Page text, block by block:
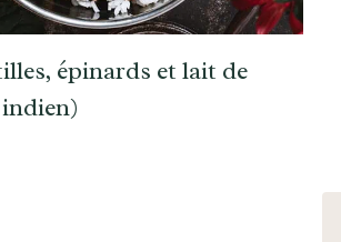
épinards et lait de